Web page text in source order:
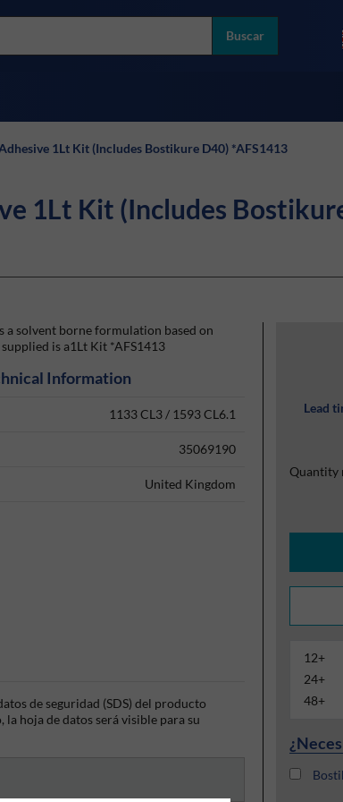
Buscar
1Lt Kit (Includes Bostikure D40) *AFS1413
1Lt Kit (Includes
Lead
Quantity
12+
24+
48+
a solvent borne formulation based on
is a1Lt Kit *AFS1413
Information
1133 CL3 / 1593 CL6.1
35069190
United Kingdom
de seguridad (SDS) del producto
la hoja de datos será visible para su